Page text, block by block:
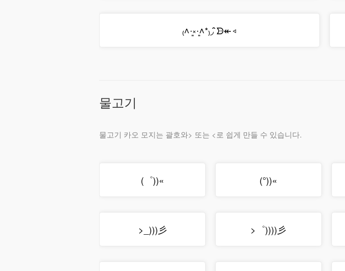
₍˄·͈༝·͈˄*₎◞ ̑̑ᗦ↞◃
물고기
물고기 카오 모지는 괄호와> 또는 <로 쉽게 만들 수 있습니다.
(゜))« (°))«
>_)))彡 >゜))))彡